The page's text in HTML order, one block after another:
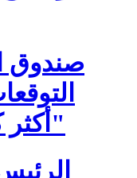
صندوق
"أكثر